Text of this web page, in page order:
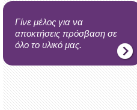
Γίνε μέλος για να
αποκτήσεις πρόσβαση σε
όλο το υλικό μας.